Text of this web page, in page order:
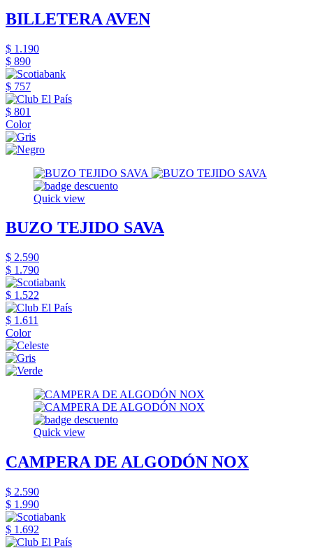
BILLETERA AVEN
$ 1.190
$ 890
$ 757
$ 801
Color
Quick view
BUZO TEJIDO SAVA
$ 2.590
$ 1.790
$ 1.522
$ 1.611
Color
Quick view
CAMPERA DE ALGODÓN NOX
$ 2.590
$ 1.990
$ 1.692